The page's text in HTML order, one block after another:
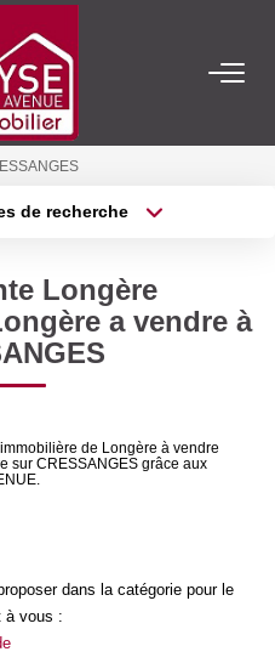
Nous
de recherche
Surface min
Longère
a vendre à
de Longère à vendre
sur CRESSANGES grâce aux
dans la catégorie pour le
à vous :